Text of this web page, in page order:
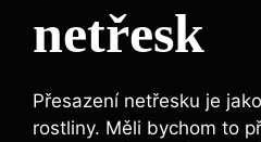
netřesk
Přesazení netřesku je⁢
rostliny. Měli‍ bychom⁤ to